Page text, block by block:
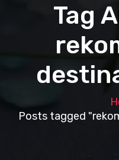
Tag
Posts tagged